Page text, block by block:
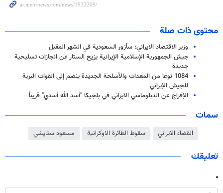
محتوى ذات صلة
وزير الاقتصاد الايراني: سأزور السعودية في الشهر المقبل
جيش الجمهورية الإسلامية الإيرانية يزيح الستار عن انجازات تسليحية
جديدة
1084 نوعا من المعدات والأسلحة الجديدة ينضم إلى القوات البرية
للجيش الإيراني
الإفراج عن الدبلوماسي الايراني في بلجيكا "أسد الله أسدي" قريباً
سمات
القضاء الايراني سقوط الطائرة الاوكرانية مسعود ستايشي
تعليقك